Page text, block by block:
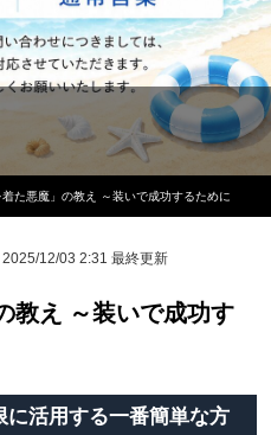
毯の専門クリーニング
着た悪魔」の教え ～装いで成功するために
2025/12/03 2:31 最終更新
教え ～装いで成功す
活用する一番簡単な方